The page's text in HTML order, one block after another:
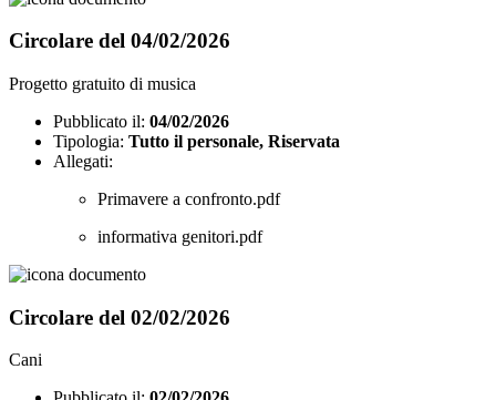
Circolare del 04/02/2026
Progetto gratuito di musica
Pubblicato il: 04/02/2026
Tipologia: Tutto il personale, Riservata
Allegati:
Primavere a confronto.pdf
informativa genitori.pdf
Circolare del 02/02/2026
Cani